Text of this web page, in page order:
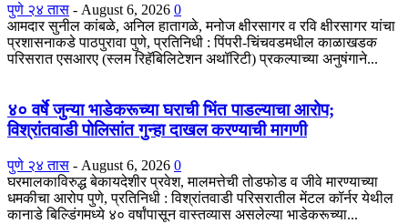
पुणे २४ तास - August 6, 2026 0
आमदार सुनील कांबळे, अनिल हातागळे, मनोज क्षीरसागर व रवि क्षीरसागर यांचा
प्रशासनाकडे पाठपुरावा पुणे, प्रतिनिधी : पिंपरी-चिंचवडमधील काळाखडक
परिसरात एसआरए (स्लम रिहॅबिलिटेशन अथॉरिटी) प्रकल्पाच्या अनुषंगाने...
४० वर्षे जुन्या भाडेकरूच्या घराची भिंत पाडल्याचा आरोप;
विश्रांतवाडी पोलिसांत गुन्हा दाखल करण्याची मागणी
पुणे २४ तास - August 6, 2026 0
घरमालकाविरुद्ध बेकायदेशीर प्रवेश, मालमत्तेची तोडफोड व जीवे मारण्याच्या
धमकीचा आरोप पुणे, प्रतिनिधी : विश्रांतवाडी परिसरातील मेंटल कॉर्नर येथील
कानाडे बिल्डिंगमध्ये ४० वर्षांपासून वास्तव्यास असलेल्या भाडेकरूच्या...